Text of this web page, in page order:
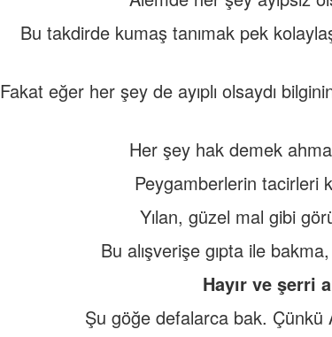
Bu takdirde kumaş tanımak pek
Fakat eğer her şey de ayıplı olsaydı
Her şey hak demek
Peygamberlerin tacirleri
Yılan, güzel mal gibi
Bu alışverişe gıpta ile
Hayır ve şerri
Şu göğe defalarca bak. Çünkü